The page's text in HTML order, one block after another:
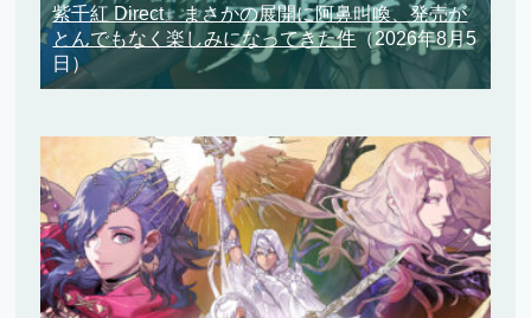
紫千紅 Direct』まさかの展開に阿鼻叫喚、発売が
とんでもなく楽しみになってきた件（2026年8月5
日）